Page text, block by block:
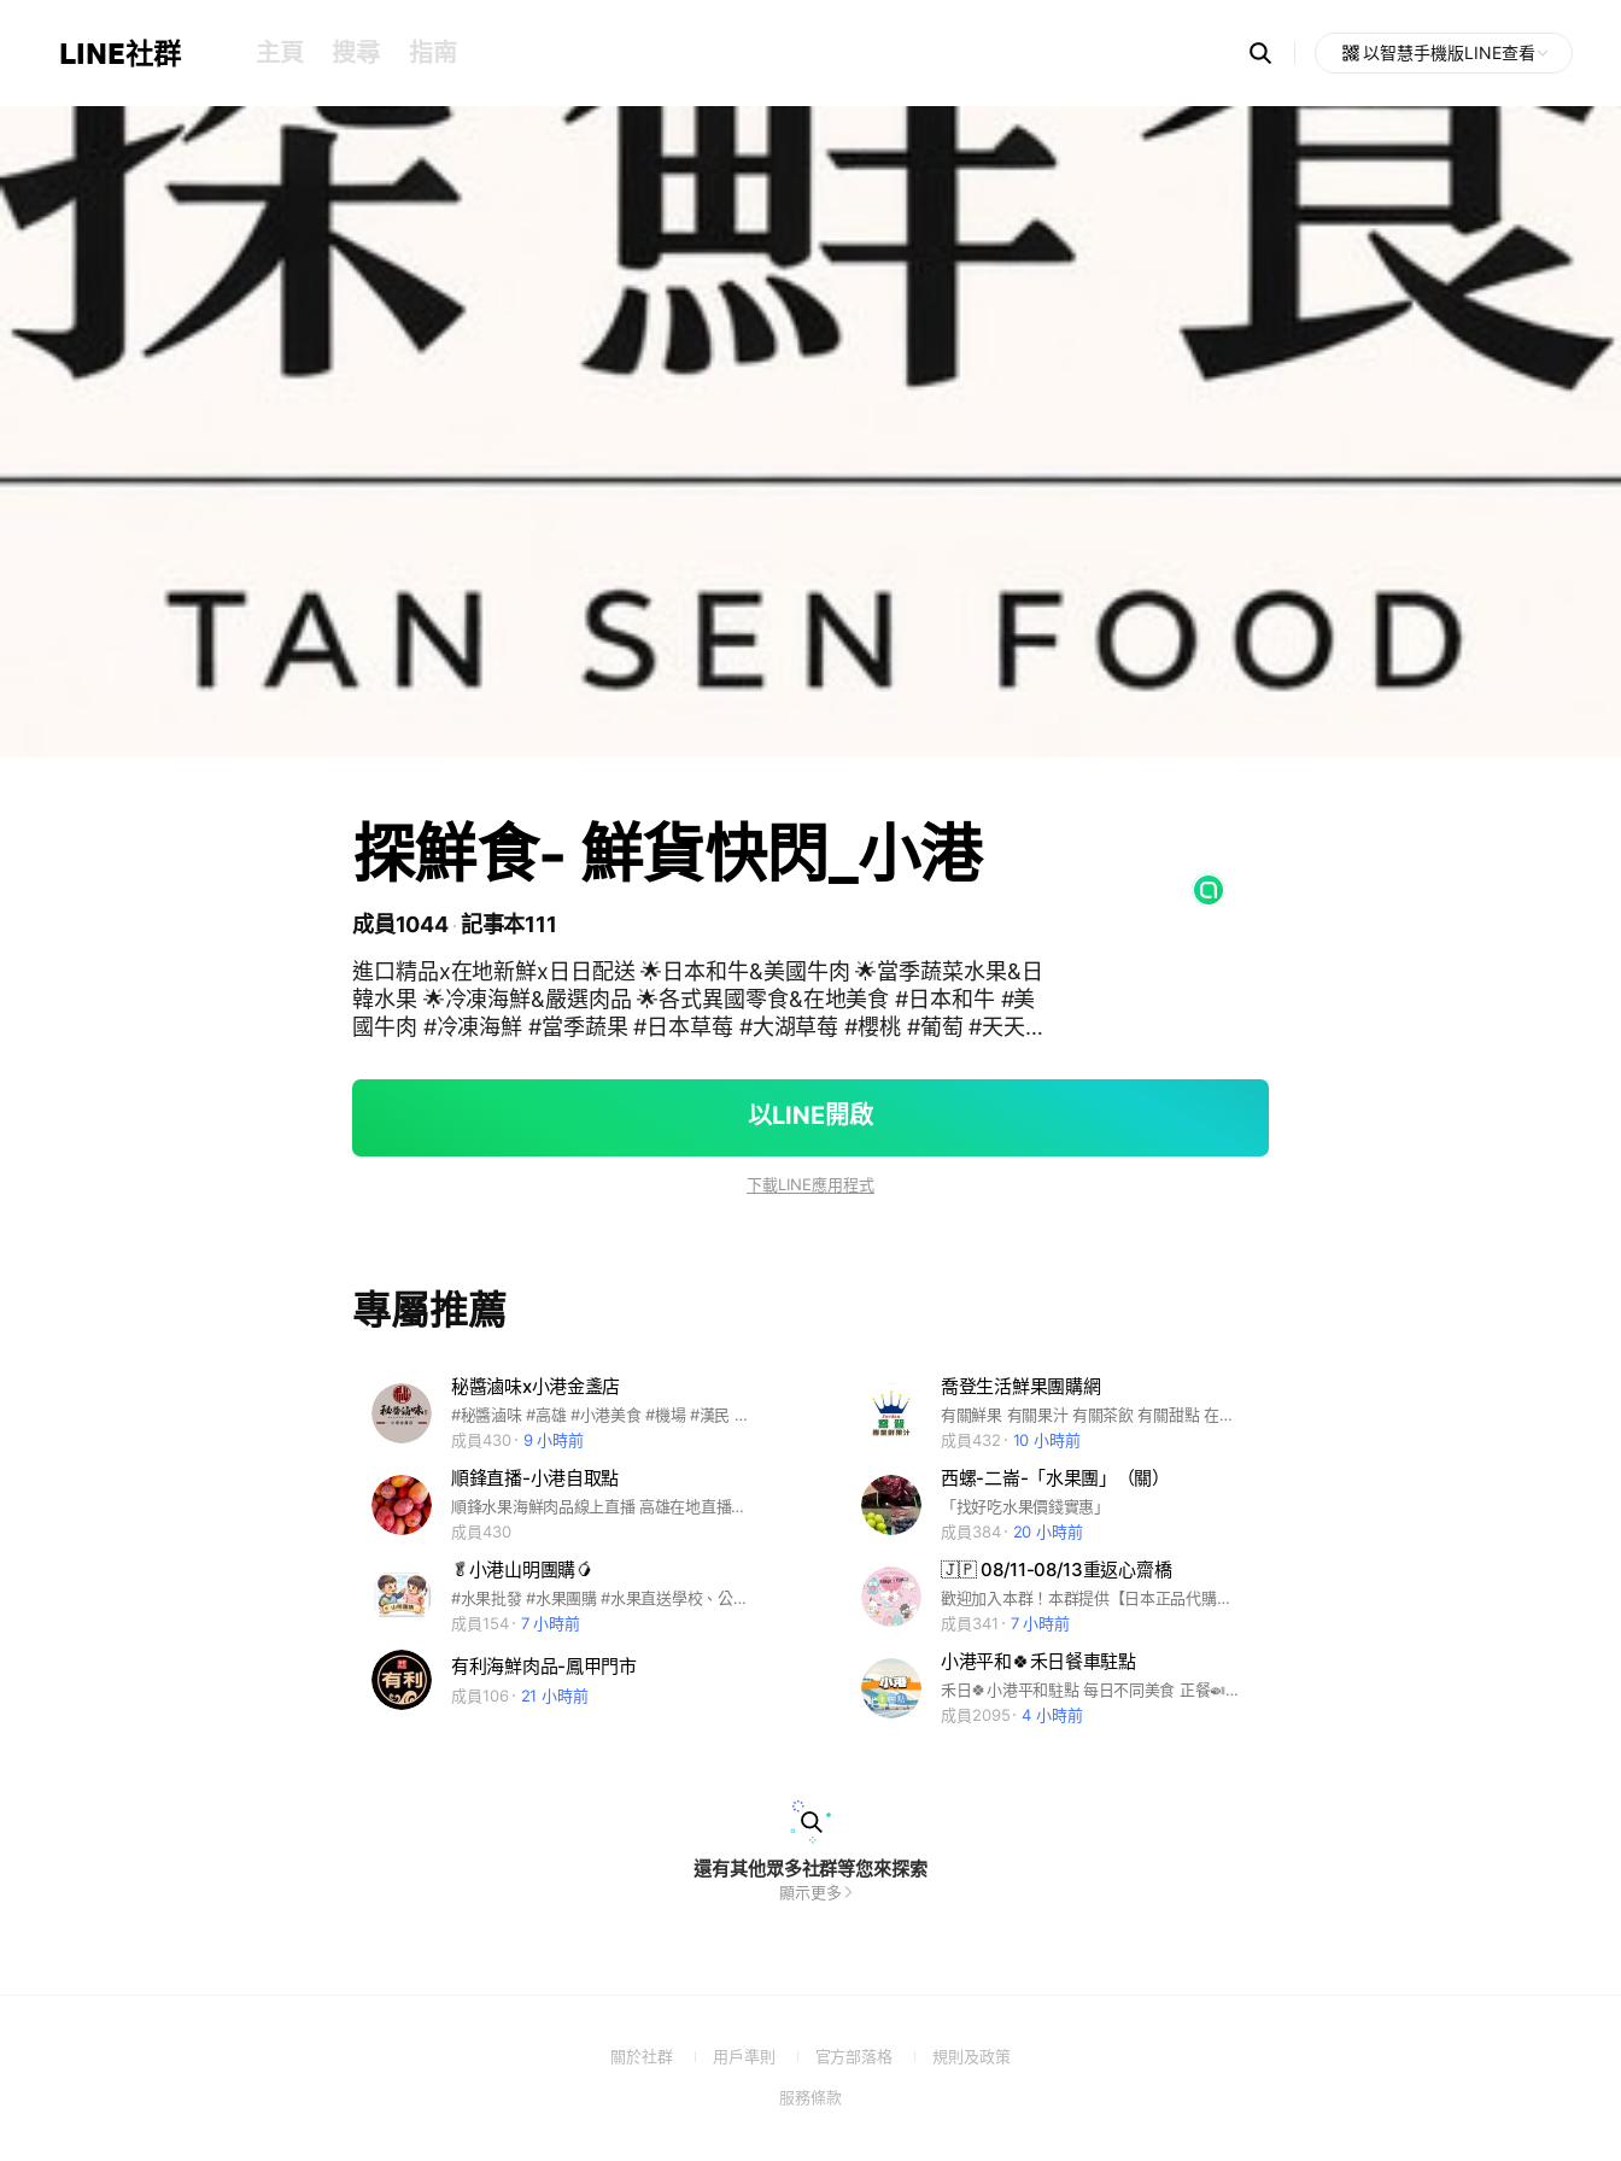
LINE社群 主頁 搜尋 指南 Search
OpenChats
messages
search
以智慧手機版LINE查看
探鮮食- 鮮貨快閃_小港
成員1044 記事本111
進口精品x在地新鮮x日日配送 🌟日本和牛&美國牛肉 🌟當季蔬菜水果&日
韓水果 🌟冷凍海鮮&嚴選肉品 🌟各式異國零食&在地美食 #日本和牛 #美
國牛肉 #冷凍海鮮 #當季蔬果 #日本草莓 #大湖草莓 #櫻桃 #葡萄 #天天驚
以LINE開啟
下載LINE應用程式
專屬推薦
秘醬滷味x小港金盞店
#秘醬滷味 #高雄 #小港美食 #機場 #漢民 #宏平 #桂林 #孔鳳 #高餐大 #中鋼 #中船 #大坪頂 #午餐 #晚餐 #下午茶 #點心 #小吃 #滷味 #冷滷味 #好吃的 #夜市 #推薦
成員430
9 小時前
喬登生活鮮果團購網
有關鮮果 有關果汁 有關茶飲 有關甜點 在傳統與時尚 在美味與用心之間 對於你的健康渴求我們將一一為你如願以嚐
成員432
10 小時前
順鋒直播-小港自取點
順鋒水果海鮮肉品線上直播 高雄在地直播台 老闆瘋了,這價格不買太可惜了! 經營三十多年攤商轉型直播拍賣 #價格親民品質嚴選有保障 水果，魚類，肉類，冰品，飲料 食品類，餅乾類，應有盡有
成員430
西螺-二崙-「水果團」（關）
「找好吃水果價錢實惠」
成員384
20 小時前
🥬小港山明團購🥭
#水果批發 #水果團購 #水果直送學校、公司、宮廟、管委會
成員154
7 小時前
🇯🇵 08/11-08/13重返心齋橋
歡迎加入本群！本群提供【日本正品代購】，從美妝、零食、藥妝、精品、潮牌到生活雜貨，皆由日本當地代購直送，價格透明、服務安心。 📦 不定期更新商品／限定預購 🛒 有興趣的商品可許願
成員341
7 小時前
有利海鮮肉品-鳳甲門市
成員106 21 小時前
小港平和🍀禾日餐車駐點
禾日🍀小港平和駐點 每日不同美食 正餐🍛/小吃🍡/甜點🍰/飲品🥤 💯應有盡有
成員2095
4 小時前
還有其他眾多社群等您來探索
顯示更多
關於社群
(Open用戶準則
(Open
a
官方部落格
(Open規則及政策(Open
服務條款(Open